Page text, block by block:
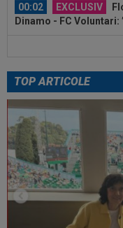
00:02 EXCLUSIV
Dinamo - FC
Ion Gheorghe
23:58 EXCLUSIV
CFR Cluj. Peste Pancu
00:39
Reacția total
întrebat de Adrian
00:39
Florin Pîrvu a
umilința cu Dinamo
VIDEO
TOP ARTICOLE